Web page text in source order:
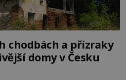
chodbách a přízraky
domy v Česku